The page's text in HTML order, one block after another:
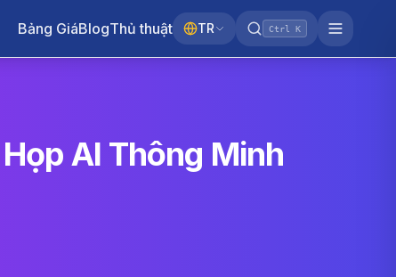
Bảng GiáBlogThủ thuật TR Ctrl K
AI Thông Minh